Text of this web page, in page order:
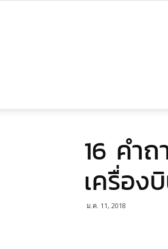
16 คำ
เครื่อง
ม.ค. 11, 2018